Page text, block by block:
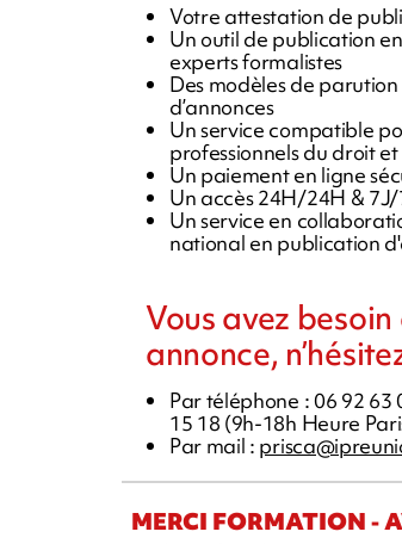
Votre attestation de
Un outil de publication
experts formalistes
Des modèles de
d’annonces
Un service compatible
professionnels du droit
Un paiement en ligne
Un accès 24H/24H &
Un service en
national en publication
Vous avez
annonce,
Par téléphone : 06 92
15 18 (9h-18h Heure
Par mail :
MERCI FORMATION -